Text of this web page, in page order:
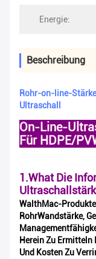
Energie:
Beschreibung
Rohr-on-line-
Ultraschall
On-Line-
Für HDPE/
1.What Die
WalthMac-
RohrWandstärke,
Herein Zu
Und Kosten Zu